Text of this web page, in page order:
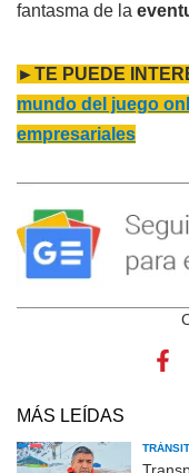
fantasma de la
►TE PUEDE
mundo del juego
empresariales
MÁS LEÍDAS